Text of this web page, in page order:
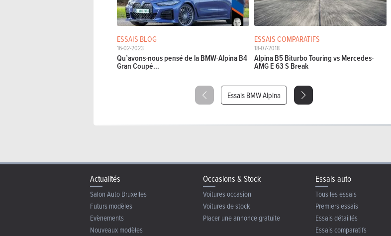
ESSAIS BLOG
16-02-2023
Qu’avons-nous pensé de la BMW-Alpina B4
Gran Coupé...
ESSAIS COMPARATIFS
18-07-2018
Alpina B5 Biturbo Touring vs Mercedes-
AMG E 63 S Break
Essais BMW Alpina
Actualités
Salon Auto Bruxelles
Futurs modèles
Evènements
Nouveaux modèles
Occasions & Stock
Voitures occasion
Voitures de stock
Placer une annonce gratuite
Essais auto
Tous les essais
Premiers essais
Essais détaillés
Essais comparatifs